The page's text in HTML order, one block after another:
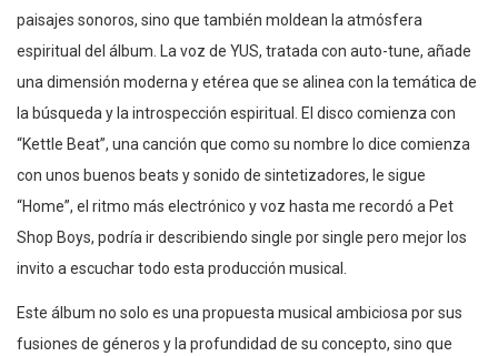
paisajes sonoros, sino que también moldean la atmósfera
espiritual del álbum. La voz de YUS, tratada con auto-tune, añade
una dimensión moderna y etérea que se alinea con la temática de
la búsqueda y la introspección espiritual. El disco comienza con
“Kettle Beat”, una canción que como su nombre lo dice comienza
con unos buenos beats y sonido de sintetizadores, le sigue
“Home”, el ritmo más electrónico y voz hasta me recordó a Pet
Shop Boys, podría ir describiendo single por single pero mejor los
invito a escuchar todo esta producción musical.
Este álbum no solo es una propuesta musical ambiciosa por sus
fusiones de géneros y la profundidad de su concepto, sino que